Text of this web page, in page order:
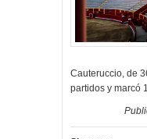
Cauteruccio, de
partidos y marcó